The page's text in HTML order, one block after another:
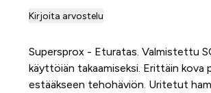
Kirjoita arvostelu
Supersprox - Eturatas. Valmistettu
käyttöiän takaamiseksi. Erittäin kova
estääkseen tehohäviön. Uritetut